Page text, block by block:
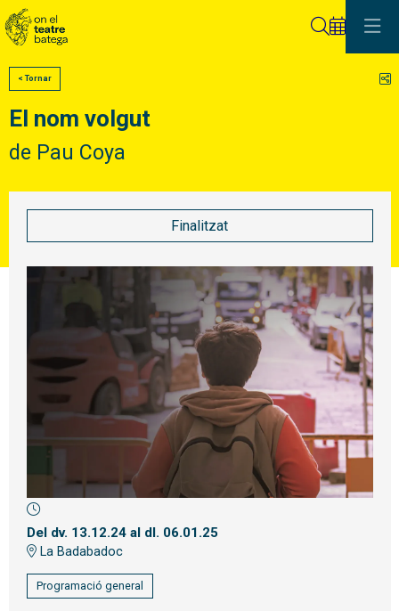
< Tornar
El nom volgut
de Pau Coya
Finalitzat
Diapositiva 1 de 1
Del dv. 13.12.24al dl. 06.01.25
La Badabadoc
Programació general